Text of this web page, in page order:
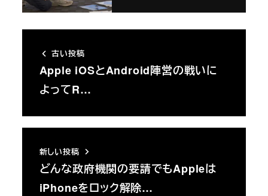
古い投稿
Apple iOSとAndroid陣営の戦いに
よってR…
新しい投稿
どんな政府機関の要請でもAppleは
iPhoneをロック解除…